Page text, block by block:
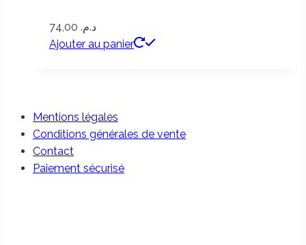
د.م.
Ajouter au panier
Mentions légales
Conditions générales de vente
Contact
Paiement sécurisé